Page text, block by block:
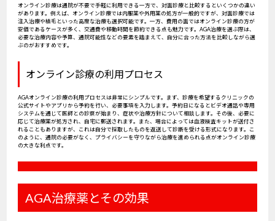
オンライン診療は通院が不要で手軽に利用できる一方で、対面診療と比較するといくつかの違い
があります。例えば、オンライン診療では内服薬や外用薬の処方が一般的ですが、対面診療では
注入治療や植毛といった高度な治療も選択可能です。一方、費用の面ではオンライン診療の方が
安価であるケースが多く、交通費や移動時間を節約できる点も魅力です。AGA治療を選ぶ際は、
必要な治療内容や予算、通院可能性などの要素を踏まえて、自分に合った方法を比較しながら選
ぶのがおすすめです。
オンライン診療の利用プロセス
AGAオンライン診療の利用プロセスは非常にシンプルです。まず、診療を希望するクリニックの
公式サイトやアプリから予約を行い、必要事項を入力します。予約日になるとビデオ通話や専用
システムを通じて医師との診察が始まり、症状や治療方針について相談します。その後、必要に
応じて治療薬が処方され、自宅に郵送されます。また、場合によっては血液検査キットが送付さ
れることもありますが、これは自分で採取したものを返送して診断を受ける形式になります。こ
のように、通院の必要がなく、プライバシーを守りながら治療を進められる点がオンライン診療
の大きな利点です。
AGA治療薬とその効果